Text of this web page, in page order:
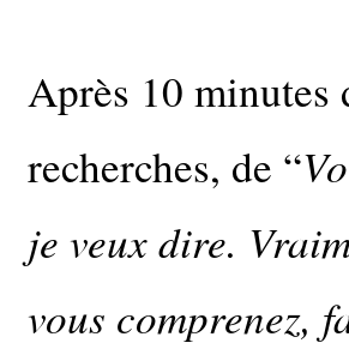
Après 10 minutes
recherches, de “
je veux dire.
vous comprenez,